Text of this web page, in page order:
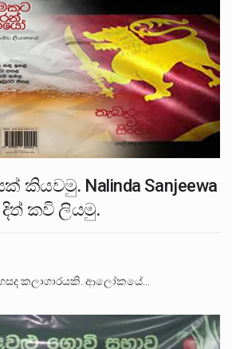
Nalinda Sanjeewa
දිත් කවි ලියමු.
කලාගාරයකි. ආලෝකයේ…